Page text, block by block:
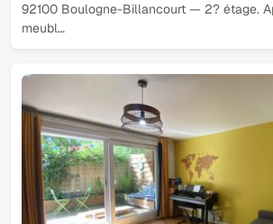
92100 Boulogne-Billancourt — 2? étage.
meubl…